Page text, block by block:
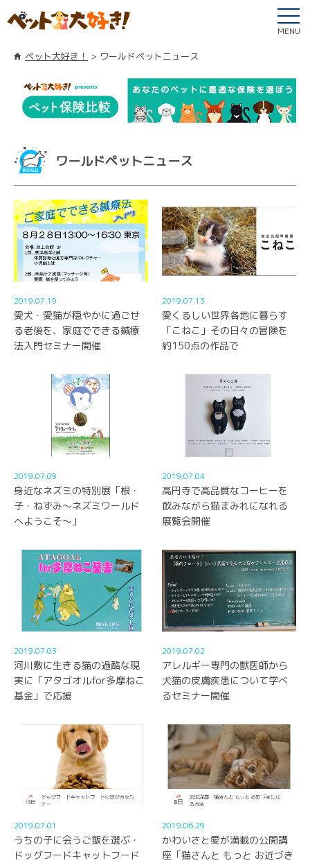
MENU
ペット大好き！ ワールドペットニュース
ワールドペットニュース
2019.07.19
愛犬・愛猫が穏やかに過ごせ
る老後を、家庭でできる鍼療
法入門セミナー開催
2019.07.13
愛くるしい世界各地に暮らす
「こねこ」その日々の冒険を
約150点の作品で
2019.07.09
身近なネズミの特別展「根・
子・ねずみ～ネズミワールド
へようこそ～」
2019.07.04
高円寺で高品質なコーヒーを
飲みながら猫まみれになれる
展覧会開催
2019.07.03
河川敷に生きる猫の過酷な現
実に「アタゴオルfor多摩ねこ
基金」で応援
2019.07.02
アレルギー専門の獣医師から
犬猫の皮膚疾患について学べ
るセミナー開催
2019.07.01
うちの子に会うご飯を選ぶ・
ドッグフードキャットフード
2019.06.29
かわいさと愛が満載の公開講
座「猫さんと もっと お近づき